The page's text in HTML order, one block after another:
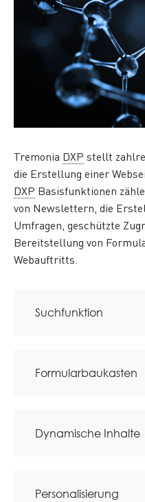
Tremonia DXP stellt
die Erstellung einer
DXP Basisfunktionen
von Newslettern, die
Umfragen, geschützte
Bereitstellung von
Webauftritts.
Suchfunktion
Formularbaukasten
Dynamische Inhalte
Personalisierung